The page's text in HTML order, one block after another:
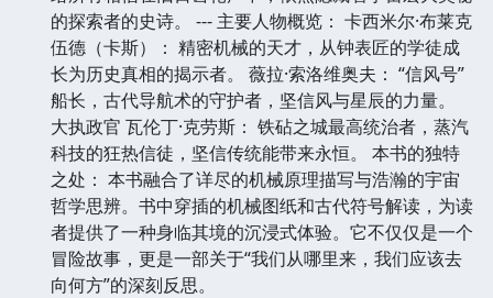
的探索者的史诗。 --- 主要人物概览： 卡西米尔·布莱克
伍德（卡斯）： 精密机械的天才，从钟表匠的学徒成
长为历史真相的揭示者。 薇拉·索洛维奥夫： “信风号”
船长，古代导航术的守护者，坚信风与星辰的力量。
大执政官 瓦伦丁·克劳斯： 铁砧之城最高统治者，蒸汽
科技的狂热信徒，坚信传统能带来永恒。 本书的独特
之处： 本书融合了详尽的机械原理描写与浩瀚的宇宙
哲学思辨。书中穿插的机械图纸和古代符号解读，为读
者提供了一种身临其境的沉浸式体验。它不仅仅是一个
冒险故事，更是一部关于“我们从哪里来，我们应该去
向何方”的深刻反思。